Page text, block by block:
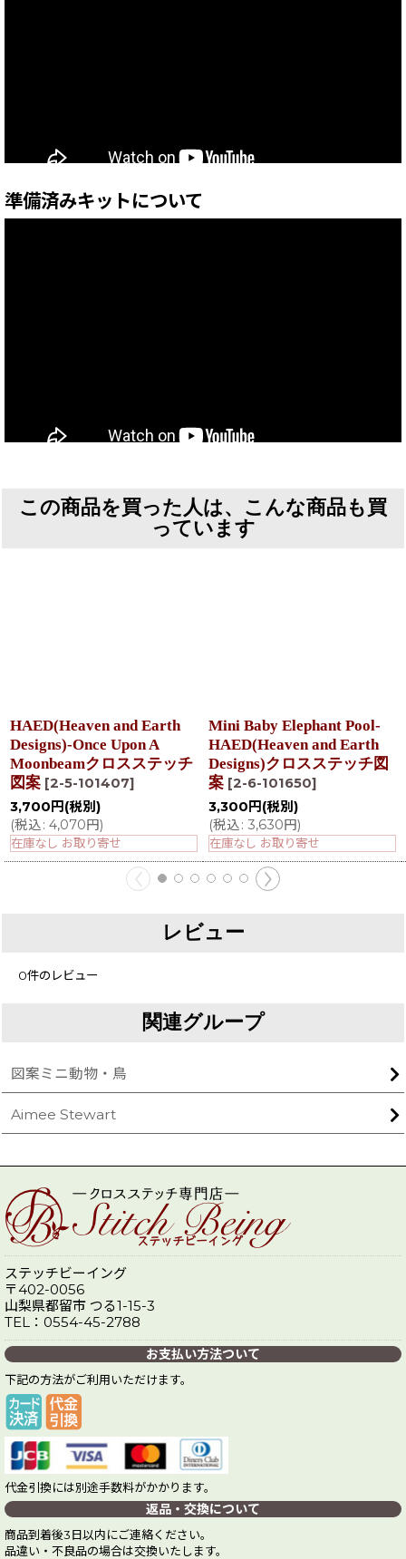
準備済みキットについて
この商品を買った人は、こんな商品も買
っています
HAED(Heaven and Earth
Designs)-Once Upon A
Moonbeamクロスステッチ
図案 [2-5-101407]
3,700 円 (税別)
(税込: 4,070円)
在庫なし お取り寄せ
Mini Baby Elephant Pool-
HAED(Heaven and Earth
Designs)クロスステッチ図
案 [2-6-101650]
3,300 円 (税別)
(税込: 3,630円)
在庫なし お取り寄せ
レビュー
0件のレビュー
関連グループ
図案ミニ動物・鳥
Aimee Stewart
ステッチビーイング
〒402-0056
山梨県都留市 つる1-15-3
TEL：0554-45-2788
お支払い方法ついて
下記の方法がご利用いただけます。
代金引換には別途手数料がかかります。
返品・交換について
商品到着後3日以内にご連絡ください。
品違い・不良品の場合は交換いたします。